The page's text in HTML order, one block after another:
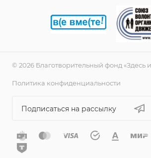
© 2026 Благотворительный фонд «Здесь
Политика конфиденциальности
Подписаться на рассылку